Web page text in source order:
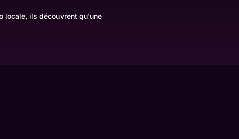
locale, ils découvrent qu'une